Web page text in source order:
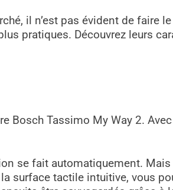
il n’est pas évident de faire
pratiques. Découvrez leurs
Tassimo My Way 2.
se fait automatiquement.
surface tactile intuitive, vous